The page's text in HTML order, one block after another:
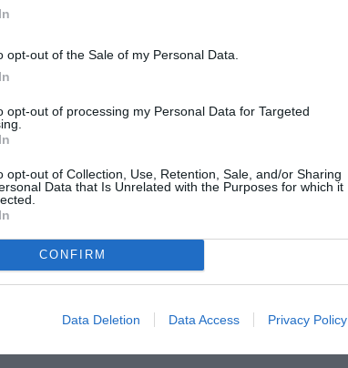
opt-out of the Sale of my Personal Data.
opt-out of processing my Personal Data for Targeted
opt-out of Collection, Use, Retention, Sale, and/or Sharing
Data that Is Unrelated with the Purposes for which it
CONFIRM
Data Deletion Data Access Privacy Policy
persoană a întrebat
pe zi. Potrivit unei fete care lucrează ca
cafeaua italiană este prea prăjită.
prima câștigătoare a concursului Bake